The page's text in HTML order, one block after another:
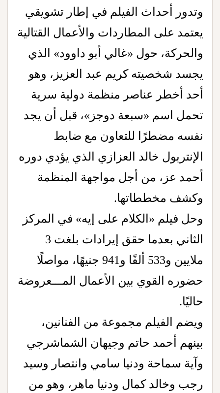
وتدور أحداث الفيلم في إطار تشويقي
يعتمد على المطاردات والأعمال القتالية
والحركة، حول «غالي أبو داوود» الذي
يجسد شخصيته كريم عبد العزيز، وهو
أحد أخطر عناصر منظمة دولية سرية
تحمل اسم «سبعة دوجز»، قبل أن يجد
نفسه مضطرًا للتعاون مع ضابط
الإنتربول خالد العزازي الذي يؤدي دوره
أحمد عز، من أجل مواجهة المنظمة
وكشف مخططاتها.
وحل فيلم «الكلام على إيه» في المركز
الثاني بعدما حقق إيرادات بلغت 3
ملايين و533 ألفًا و941 جنيهًا، مواصلًا
حضوره القوي بين الأعمال المـــعروضة
حاليًا.
ويضم الفيلم مجموعة من الفنانين،
بينهم أحمد حاتم وجيهان الشماشرجي
وآية سماحة ودنيا سامي وانتصار وسيد
رجب وخالد كمال ودنيا ماهر، وهو من